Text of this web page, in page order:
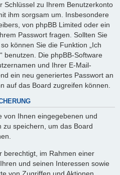
Schlüssel zu Ihrem Benutzerkonto
ihm sorgsam um. Insbesondere
von phpBB Limited oder ein
Passwort fragen. Sollten Sie
können Sie die Funktion „Ich
benutzen. Die phpBB-Software
und Ihrer E-Mail-
ein neu generiertes Passwort an
auf das Board zugreifen können.
von Ihnen eingegebenen und
speichern, um das Board
berechtigt, im Rahmen einer
und seinen Interessen sowie